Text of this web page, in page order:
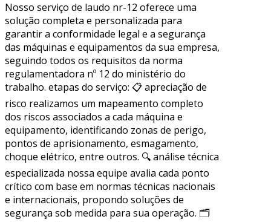
Nosso serviço de laudo nr-12 oferece uma
solução completa e personalizada para
garantir a conformidade legal e a segurança
das máquinas e equipamentos da sua empresa,
seguindo todos os requisitos da norma
regulamentadora nº 12 do ministério do
trabalho. etapas do serviço: 📋 apreciação de
risco realizamos um mapeamento completo
dos riscos associados a cada máquina e
equipamento, identificando zonas de perigo,
pontos de aprisionamento, esmagamento,
choque elétrico, entre outros. 🔍 análise técnica
especializada nossa equipe avalia cada ponto
crítico com base em normas técnicas nacionais
e internacionais, propondo soluções de
segurança sob medida para sua operação. 🗂